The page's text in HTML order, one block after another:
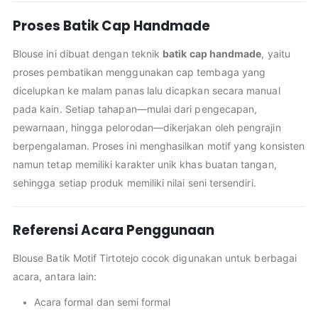
Proses Batik Cap Handmade
Blouse ini dibuat dengan teknik batik cap handmade, yaitu
proses pembatikan menggunakan cap tembaga yang
dicelupkan ke malam panas lalu dicapkan secara manual
pada kain. Setiap tahapan—mulai dari pengecapan,
pewarnaan, hingga pelorodan—dikerjakan oleh pengrajin
berpengalaman. Proses ini menghasilkan motif yang konsisten
namun tetap memiliki karakter unik khas buatan tangan,
sehingga setiap produk memiliki nilai seni tersendiri.
Referensi Acara Penggunaan
Blouse Batik Motif Tirtotejo cocok digunakan untuk berbagai
acara, antara lain:
Acara formal dan semi formal